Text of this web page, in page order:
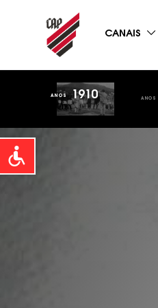
Open toolbar
CANAIS
ANOS 1910 ANOS